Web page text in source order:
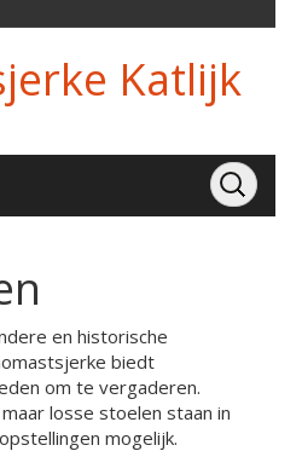
Katlijk
en historische
biedt
om te vergaderen.
losse stoelen staan in
mogelijk.